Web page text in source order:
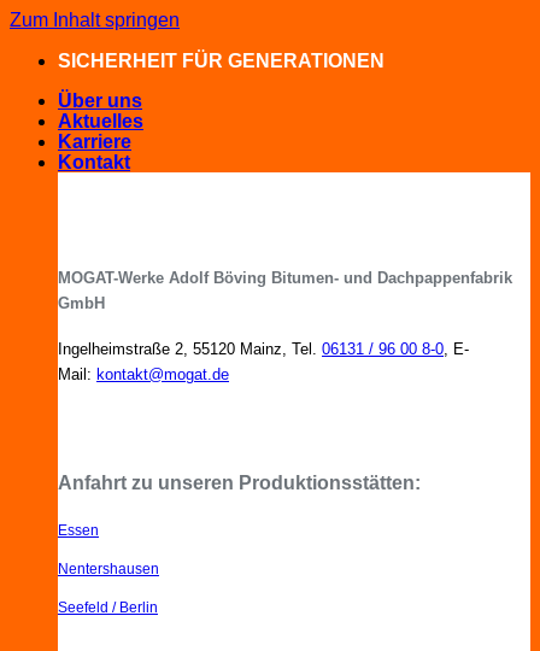
Zum Inhalt springen
SICHERHEIT FÜR GENERATIONEN
Über uns
Aktuelles
Karriere
Kontakt
MOGAT-Werke Adolf Böving Bitumen- und Dachpappenfabrik
GmbH
Ingelheimstraße 2, 55120 Mainz, Tel. 06131 / 96 00 8-0, E-
Mail: kontakt@mogat.de
Anfahrt zu unseren Produktionsstätten:
Essen
Nentershausen
Seefeld / Berlin